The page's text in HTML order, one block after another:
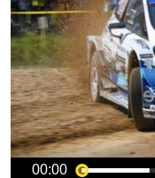
00:00